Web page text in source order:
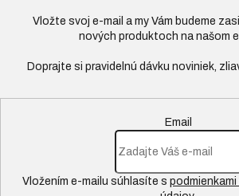
Vložte svoj e-mail a my Vám budeme
nových produktoch na našom
Email
Vložením e-mailu súhlasíte s